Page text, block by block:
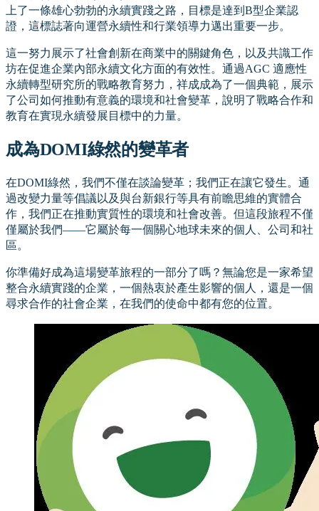
上了一條雄心勃勃的永續實踐之路，目標是達到B型企業認
證，這標誌著向運營永續性和行業領導力邁出重要一步。
這一努力展示了社會創新在商業中的關鍵角色，以及共識工作
坊在促進企業內部永續文化方面的有效性。通過AGC 適應性
永續轉型研究所的戰略教育努力，祥成成為了一個典範，展示
了公司如何推動有意義的環境和社會變革，說明了戰略合作和
教育在實現永續發展目標中的力量。
成為DOMI綠然的變革者
在DOMI綠然，我們不僅在談論變革；我們正在讓它發生。通
過改變力量等倡議以及與台新銀行等具有前瞻思維的實體合
作，我們正在推動實質性的環境和社會改善。但這段旅程不僅
僅屬於我們——它屬於每一個關心地球未來的個人、公司和社
區。
你準備好成為這場變革旅程的一部分了嗎？無論您是一家希望
整合永續實踐的企業，一個熱衷於產生影響的個人，還是一個
尋求合作的社會企業，在我們的使命中都有您的位置。